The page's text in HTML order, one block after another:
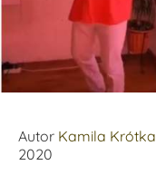
Autor Kamila Krótka
2020